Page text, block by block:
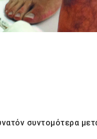
συντομότερα